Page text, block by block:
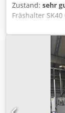
Zustand: sehr
Fräshalter SK40
Weldon-
mm • Zentrale
gebraucht,
Fräsern und